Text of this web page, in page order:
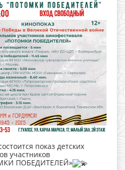
показ детских
участников
ПОБЕДИТЕЛЕЙ»